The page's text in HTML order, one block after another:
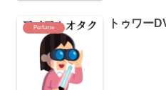
Perfume トゥワー